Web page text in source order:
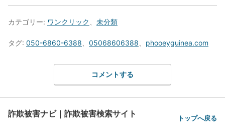
カテゴリー: ワンクリック 未分類
タグ: 050-6860-6388 05068606388 phooeyguinea.com
コメントする
詐欺被害ナビ｜詐欺被害検索サイト トップへ戻る